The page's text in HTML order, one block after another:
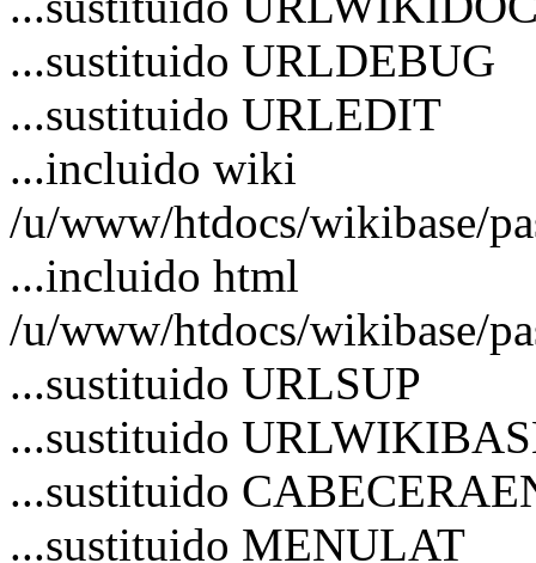
...sustituido URLDEBUG
...sustituido URLEDIT
...incluido wiki
/u/www/htdocs/wikibase/
...incluido html
/u/www/htdocs/wikibase/
...sustituido URLSUP
...sustituido
...sustituido
...sustituido MENULAT